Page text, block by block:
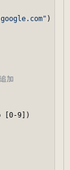
)
加
[0-9])